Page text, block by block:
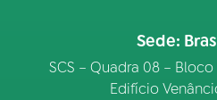
Sede:
SCS – Quadra 08 –
Edifício